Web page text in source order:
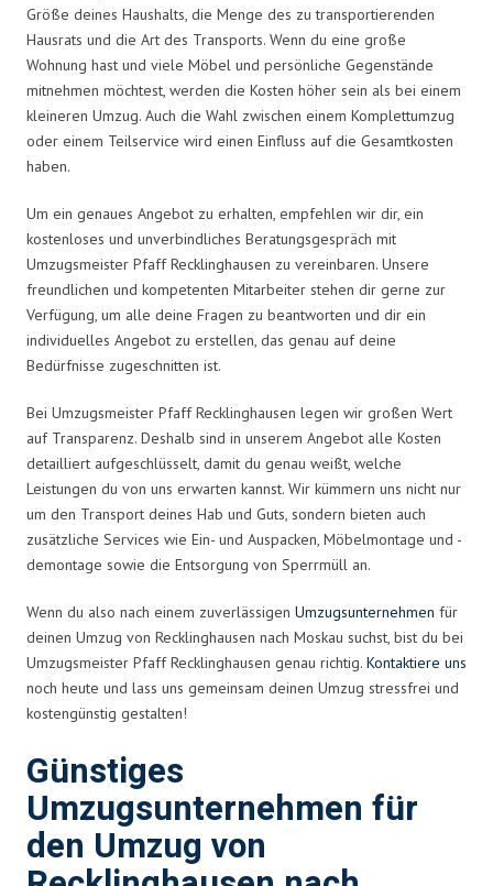
Größe deines Haushalts, die Menge des zu transportierenden
Hausrats und die Art des Transports. Wenn du eine große
Wohnung hast und viele Möbel und persönliche Gegenstände
mitnehmen möchtest, werden die Kosten höher sein als bei einem
kleineren Umzug. Auch die Wahl zwischen einem Komplettumzug
oder einem Teilservice wird einen Einfluss auf die Gesamtkosten
haben.
Um ein genaues Angebot zu erhalten, empfehlen wir dir, ein
kostenloses und unverbindliches Beratungsgespräch mit
Umzugsmeister Pfaff Recklinghausen zu vereinbaren. Unsere
freundlichen und kompetenten Mitarbeiter stehen dir gerne zur
Verfügung, um alle deine Fragen zu beantworten und dir ein
individuelles Angebot zu erstellen, das genau auf deine
Bedürfnisse zugeschnitten ist.
Bei Umzugsmeister Pfaff Recklinghausen legen wir großen Wert
auf Transparenz. Deshalb sind in unserem Angebot alle Kosten
detailliert aufgeschlüsselt, damit du genau weißt, welche
Leistungen du von uns erwarten kannst. Wir kümmern uns nicht nur
um den Transport deines Hab und Guts, sondern bieten auch
zusätzliche Services wie Ein- und Auspacken, Möbelmontage und -
demontage sowie die Entsorgung von Sperrmüll an.
Wenn du also nach einem zuverlässigen Umzugsunternehmen für
deinen Umzug von Recklinghausen nach Moskau suchst, bist du bei
Umzugsmeister Pfaff Recklinghausen genau richtig. Kontaktiere uns
noch heute und lass uns gemeinsam deinen Umzug stressfrei und
kostengünstig gestalten!
Günstiges
Umzugsunternehmen für
den Umzug von